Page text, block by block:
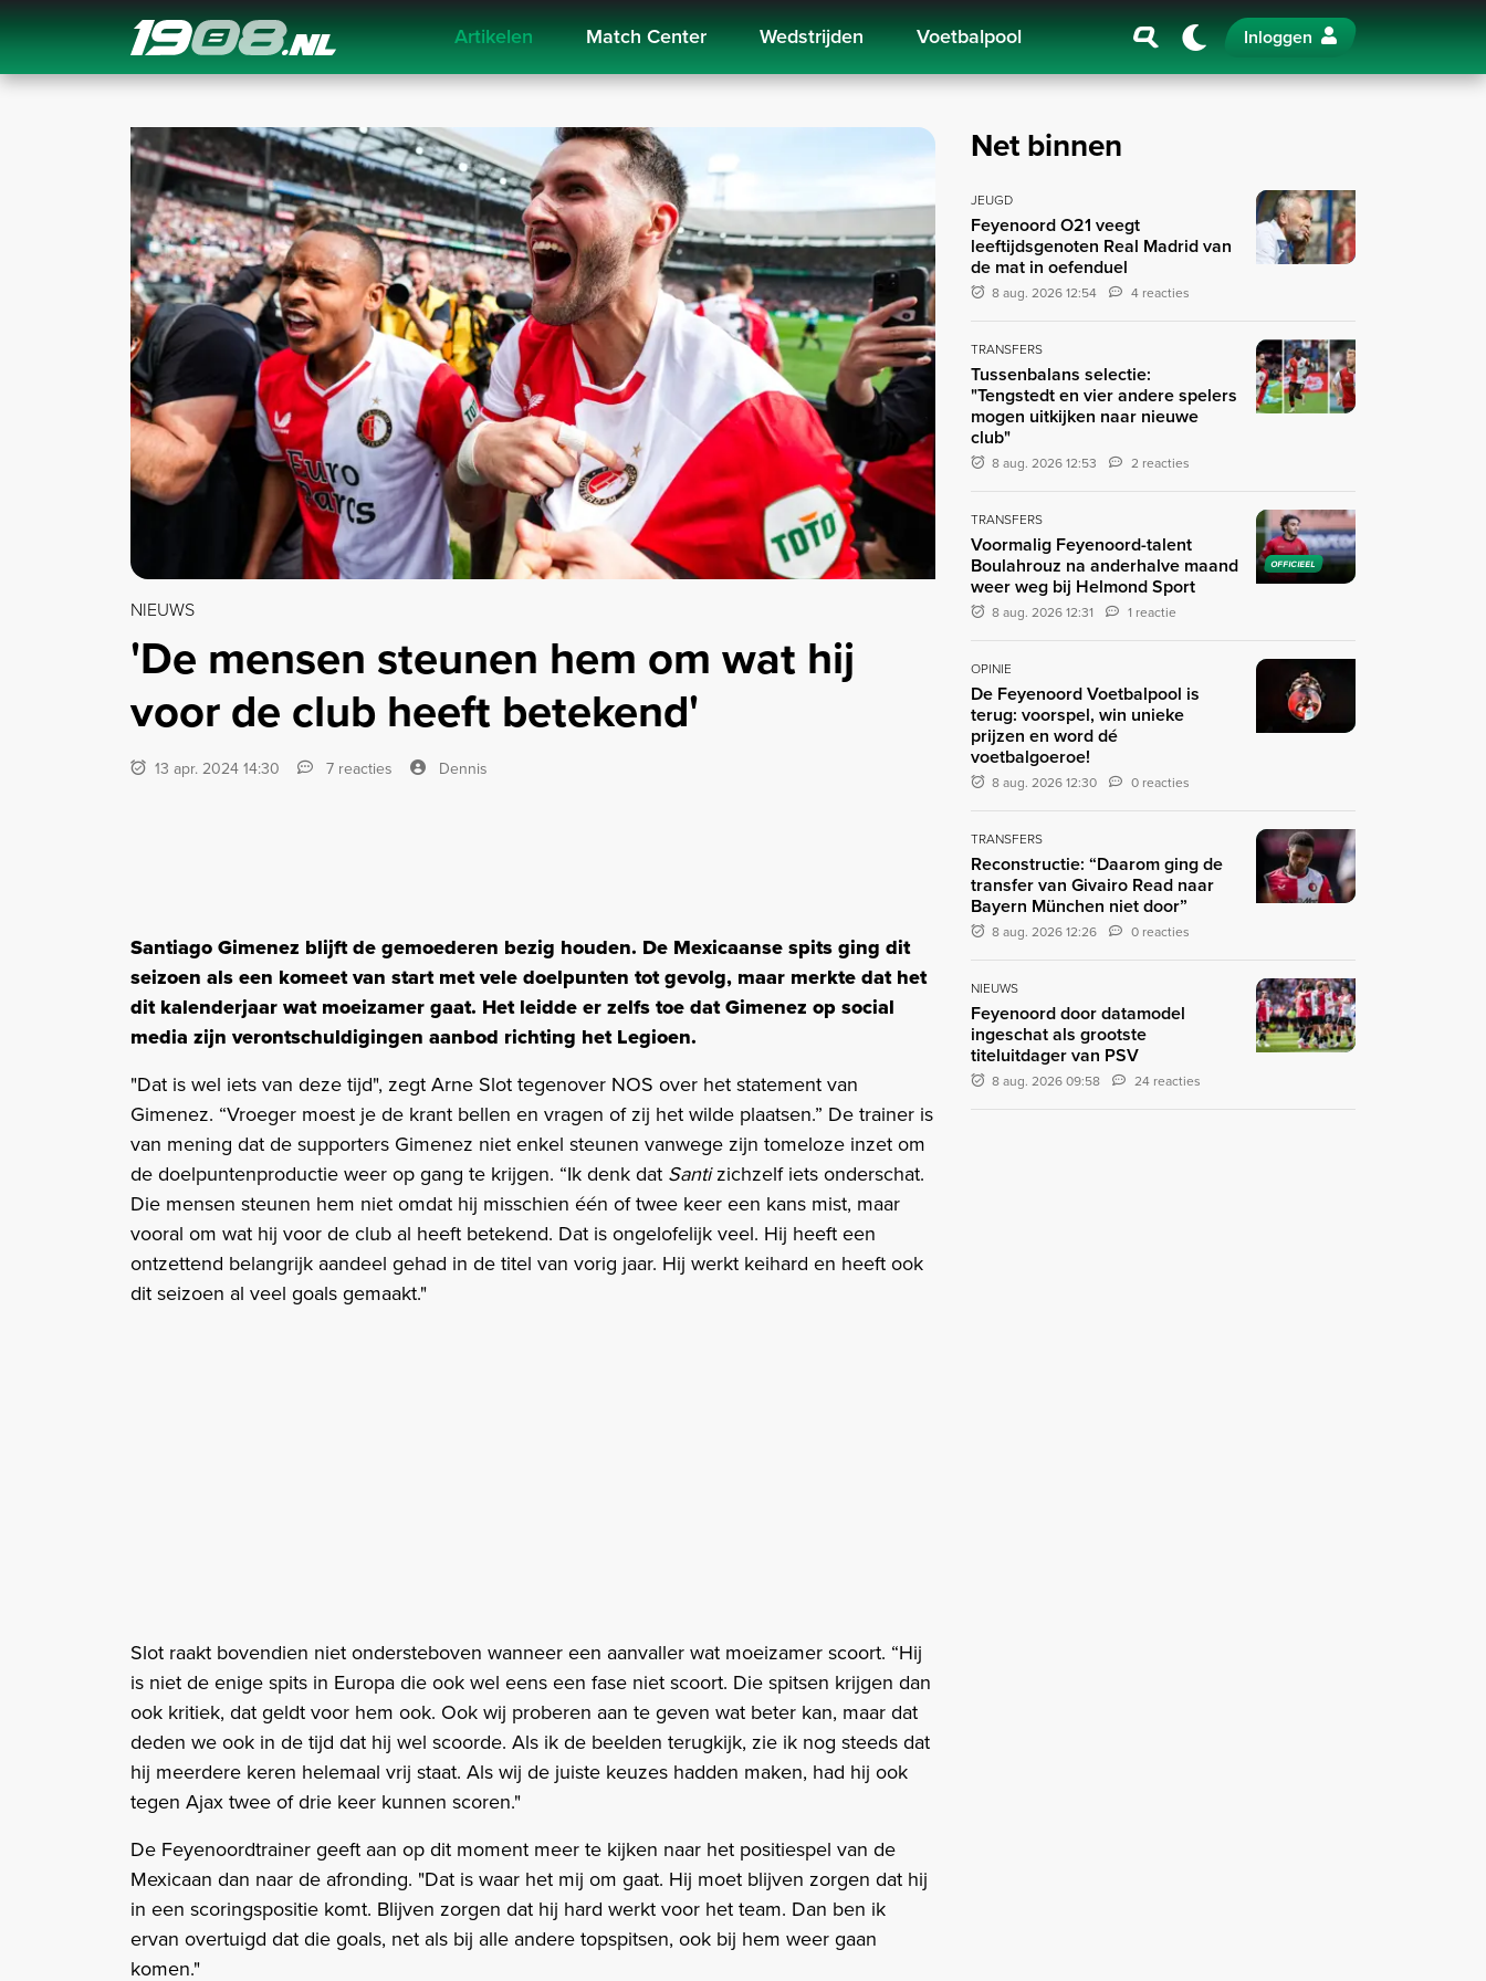
Navigation Artikelen Match Center Wedstrijden Voetbalpool Inloggen
NIEUWS
'De mensen steunen hem om wat hij
voor de club heeft betekend'
13 apr. 2024 14:30 7 reacties Dennis
Santiago Gimenez blijft de gemoederen bezig houden. De Mexicaanse spits ging dit
seizoen als een komeet van start met vele doelpunten tot gevolg, maar merkte dat het
dit kalenderjaar wat moeizamer gaat. Het leidde er zelfs toe dat Gimenez op social
media zijn verontschuldigingen aanbod richting het Legioen.
"Dat is wel iets van deze tijd", zegt Arne Slot tegenover NOS over het statement van
Gimenez. “Vroeger moest je de krant bellen en vragen of zij het wilde plaatsen.” De trainer is
van mening dat de supporters Gimenez niet enkel steunen vanwege zijn tomeloze inzet om
de doelpuntenproductie weer op gang te krijgen. “Ik denk dat Santizichzelf iets onderschat.
Die mensen steunen hem niet omdat hij misschien één of twee keer een kans mist, maar
vooral om wat hij voor de club al heeft betekend. Dat is ongelofelijk veel. Hij heeft een
ontzettend belangrijk aandeel gehad in de titel van vorig jaar. Hij werkt keihard en heeft ook
dit seizoen al veel goals gemaakt."
Slot raakt bovendien niet ondersteboven wanneer een aanvaller wat moeizamer scoort. “Hij
is niet de enige spits in Europa die ook wel eens een fase niet scoort. Die spitsen krijgen dan
ook kritiek, dat geldt voor hem ook. Ook wij proberen aan te geven wat beter kan, maar dat
deden we ook in de tijd dat hij wel scoorde. Als ik de beelden terugkijk, zie ik nog steeds dat
hij meerdere keren helemaal vrij staat. Als wij de juiste keuzes hadden maken, had hij ook
tegen Ajax twee of drie keer kunnen scoren."
De Feyenoordtrainer geeft aan op dit moment meer te kijken naar het positiespel van de
Mexicaan dan naar de afronding. "Dat is waar het mij om gaat. Hij moet blijven zorgen dat hij
in een scoringspositie komt. Blijven zorgen dat hij hard werkt voor het team. Dan ben ik
ervan overtuigd dat die goals, net als bij alle andere topspitsen, ook bij hem weer gaan
komen."
Net binnen
JEUGD
Feyenoord O21 veegt
leeftijdsgenoten Real Madrid van
de mat in oefenduel
8 aug. 2026 12:54 4 reacties
TRANSFERS
Tussenbalans selectie:
"Tengstedt en vier andere spelers
mogen uitkijken naar nieuwe
club"
8 aug. 2026 12:53 2 reacties
OFFICIEEL
TRANSFERS
Voormalig Feyenoord-talent
Boulahrouz na anderhalve maand
weer weg bij Helmond Sport
8 aug. 2026 12:31 1 reactie
OPINIE
De Feyenoord Voetbalpool is
terug: voorspel, win unieke
prijzen en word dé
voetbalgoeroe!
8 aug. 2026 12:30 0 reacties
TRANSFERS
Reconstructie: “Daarom ging de
transfer van Givairo Read naar
Bayern München niet door”
8 aug. 2026 12:26 0 reacties
NIEUWS
Feyenoord door datamodel
ingeschat als grootste
titeluitdager van PSV
8 aug. 2026 09:58 24 reacties